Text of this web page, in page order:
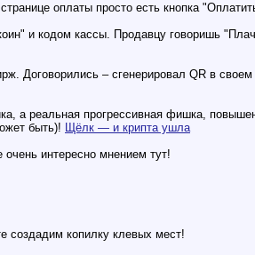
оплаты просто есть кнопка
и кодом кассы. Продавцу говоришь
Договорились – сгенерировал QR в
а реальная прогрессивная фишка,
быть)! Щёлк — и крипта ушла
очень интересно мнением тут!
создадим копилку клевых мест!